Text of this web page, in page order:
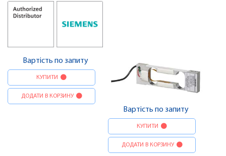
Вартість по запиту
КУПИТИ
ДОДАТИ В КОРЗИНУ
Вартість по запиту
КУПИТИ
ДОДАТИ В КОРЗИНУ